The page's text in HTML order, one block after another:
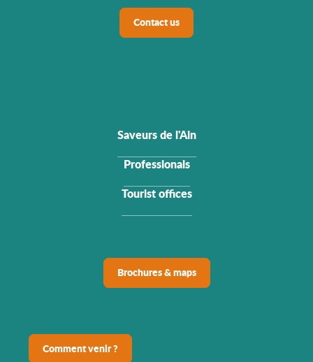
Contact us
Saveurs de l'Ain
Professionals
Tourist offices
Brochures & maps
Comment venir ?